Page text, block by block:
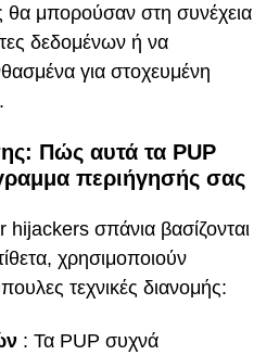
θα μπορούσαν στη συνέχεια
δεδομένων ή να
για στοχευμένη
Πώς αυτά τα PUP
περιήγησής σας
hijackers σπάνια βασίζονται
χρησιμοποιούν
τεχνικές διανομής:
: Τα PUP συχνά